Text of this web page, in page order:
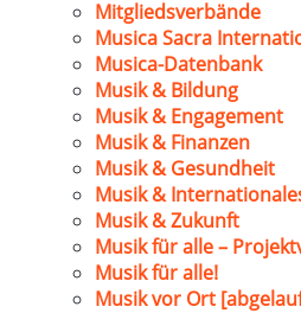
Mitgliedsverbände
Musica Sacra
Musica-Datenbank
Musik & Bildung
Musik & Engagement
Musik & Finanzen
Musik & Gesundheit
Musik &
Musik & Zukunft
Musik für alle –
Musik für alle!
Musik vor Ort